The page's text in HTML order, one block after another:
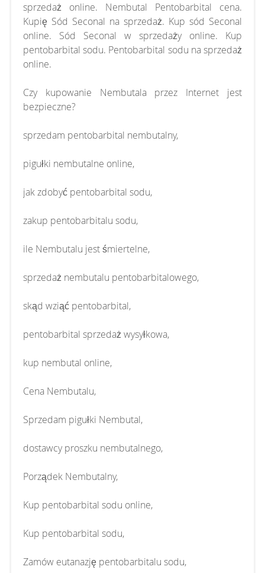
sprzedaż online. Nembutal Pentobarbital cena.
Kupię Sód Seconal na sprzedaż. Kup sód Seconal
online. Sód Seconal w sprzedaży online. Kup
pentobarbital sodu. Pentobarbital sodu na sprzedaż
online.
Czy kupowanie Nembutala przez Internet jest
bezpieczne?
sprzedam pentobarbital nembutalny,
pigułki nembutalne online,
jak zdobyć pentobarbital sodu,
zakup pentobarbitalu sodu,
ile Nembutalu jest śmiertelne,
sprzedaż nembutalu pentobarbitalowego,
skąd wziąć pentobarbital,
pentobarbital sprzedaż wysyłkowa,
kup nembutal online,
Cena Nembutalu,
Sprzedam pigułki Nembutal,
dostawcy proszku nembutalnego,
Porządek Nembutalny,
Kup pentobarbital sodu online,
Kup pentobarbital sodu,
Zamów eutanazję pentobarbitalu sodu,